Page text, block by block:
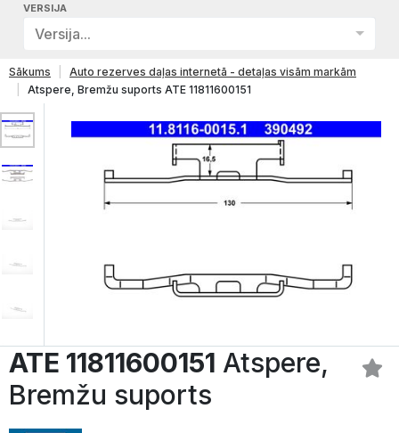
VERSIJA
Versija...
Sākums
Auto rezerves daļas internetā - detaļas visām markām
Atspere, Bremžu suports ATE 11811600151
ATE 11811600151 Atspere,
Bremžu suports